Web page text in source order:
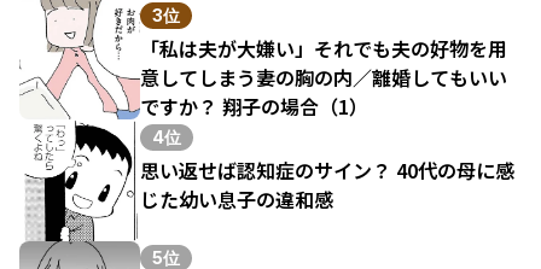
3位
「私は夫が大嫌い」それでも夫の好物を用
意してしまう妻の胸の内／離婚してもいい
ですか？ 翔子の場合（1）
4位
思い返せば認知症のサイン？ 40代の母に感
じた幼い息子の違和感
5位